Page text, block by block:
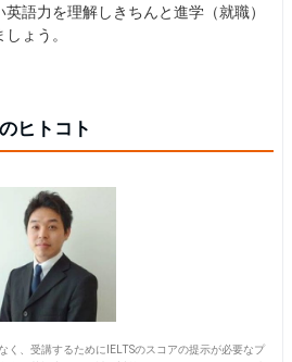
語力を理解しきちんと進学（就職）
ょう。
ヒトコト
く、受講するためにIELTSのスコアの提示が必要なプ